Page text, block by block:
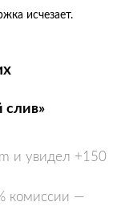
исчезает.
слив»
и увидел +150
комиссии —